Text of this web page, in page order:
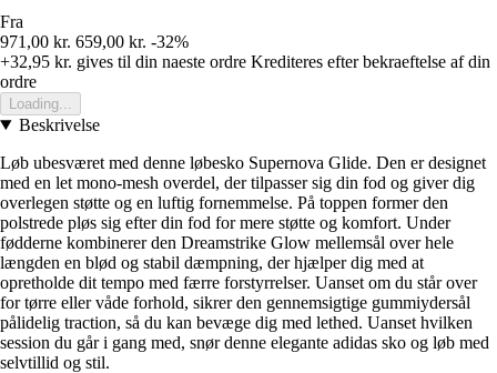
Fra
971,00 kr. 659,00 kr. -32%
+32,95 kr. gives til din naeste ordre Krediteres efter bekraeftelse af din
ordre
Loading...
Beskrivelse
Løb ubesværet med denne løbesko Supernova Glide. Den er designet
med en let mono-mesh overdel, der tilpasser sig din fod og giver dig
overlegen støtte og en luftig fornemmelse. På toppen former den
polstrede pløs sig efter din fod for mere støtte og komfort. Under
fødderne kombinerer den Dreamstrike Glow mellemsål over hele
længden en blød og stabil dæmpning, der hjælper dig med at
opretholde dit tempo med færre forstyrrelser. Uanset om du står over
for tørre eller våde forhold, sikrer den gennemsigtige gummiydersål
pålidelig traction, så du kan bevæge dig med lethed. Uanset hvilken
session du går i gang med, snør denne elegante adidas sko og løb med
selvtillid og stil.